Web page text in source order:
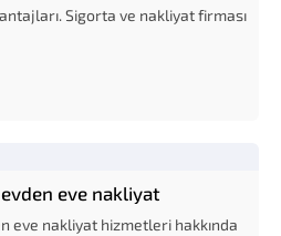
Sigorta ve nakliyat firması
eve nakliyat
eve nakliyat hizmetleri hakkında